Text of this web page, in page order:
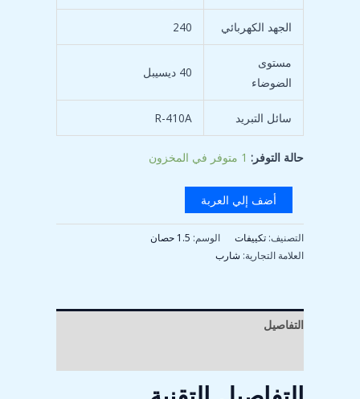
الجهد الكهربائي 240
مستوى
الضوضاء
40 ديسيبل
سائل التبريد R-410A
حالة التوفر: 1 متوفر في المخزون
أضف إلي العربة
التصنيف: تكييفات الوسم: 1.5 حصان
العلامة التجارية: شارب
التفاصيل